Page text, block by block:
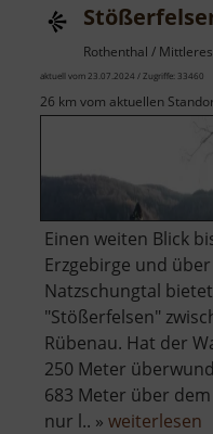
Rothenthal /
aktuell vom 23.07.2024 / Zugriffe: 33460
26 km vom aktuellen
Einen weiten Blick
Erzgebirge und
Natzschungtal
"Stößerfelsen"
Rübenau. Hat der
250 Meter
683 Meter über
nur l.. » weiterlesen